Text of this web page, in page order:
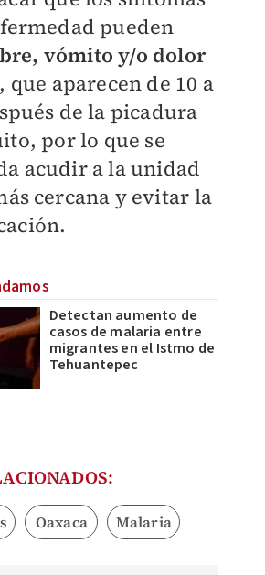
pueden
vómito y/o dolor
, que aparecen de 10 a
de la picadura
por lo que se
acudir a la unidad
cercana y evitar la
Detectan aumento de
casos de malaria entre
migrantes en el Istmo de
Tehuantepec
Oaxaca Malaria